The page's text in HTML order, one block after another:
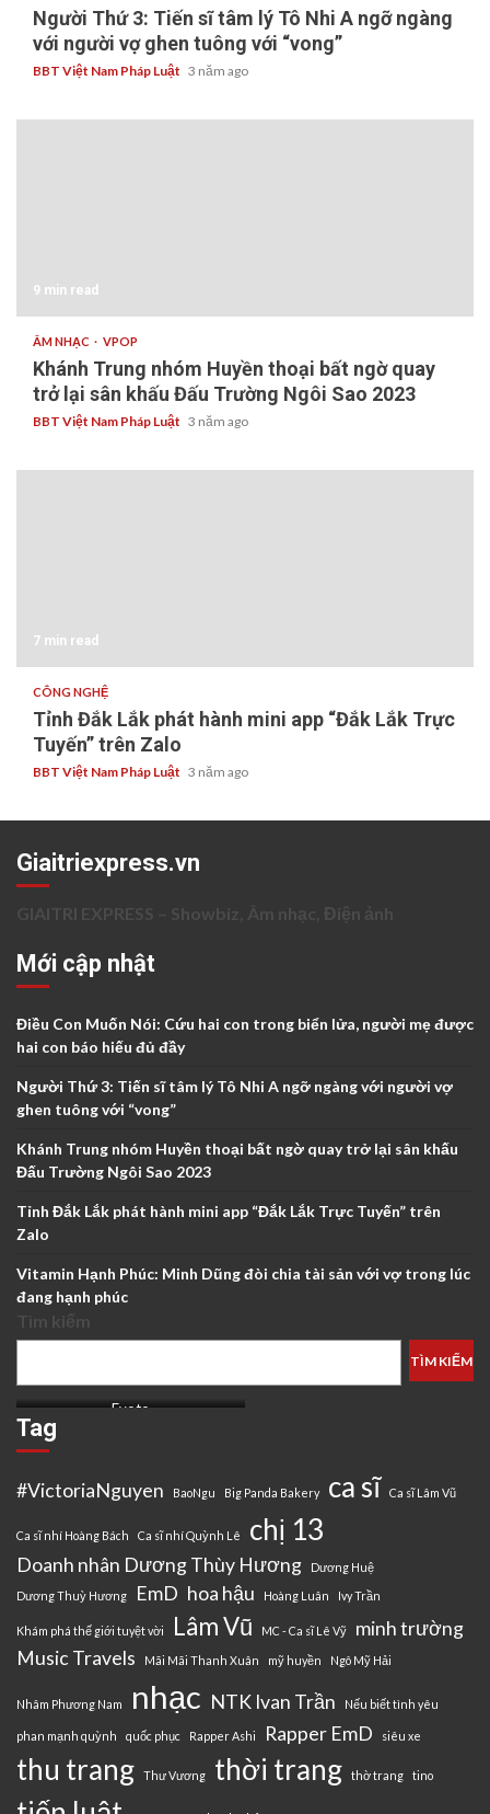
Người Thứ 3: Tiến sĩ tâm lý Tô Nhi A ngỡ ngàng
với người vợ ghen tuông với “vong”
BBT Việt Nam Pháp Luật 3 năm ago
9 min read
ÂM NHẠC VPOP
Khánh Trung nhóm Huyền thoại bất ngờ quay
trở lại sân khấu Đấu Trường Ngôi Sao 2023
BBT Việt Nam Pháp Luật 3 năm ago
7 min read
CÔNG NGHỆ
Tỉnh Đắk Lắk phát hành mini app “Đắk Lắk Trực
Tuyến” trên Zalo
BBT Việt Nam Pháp Luật 3 năm ago
Giaitriexpress.vn
GIAITRI EXPRESS – Showbiz, Âm nhạc, Điện ảnh
Mới cập nhật
Điều Con Muốn Nói: Cứu hai con trong biển lửa, người mẹ được
hai con báo hiếu đủ đầy
Người Thứ 3: Tiến sĩ tâm lý Tô Nhi A ngỡ ngàng với người vợ
ghen tuông với “vong”
Khánh Trung nhóm Huyền thoại bất ngờ quay trở lại sân khấu
Đấu Trường Ngôi Sao 2023
Tỉnh Đắk Lắk phát hành mini app “Đắk Lắk Trực Tuyến” trên
Zalo
Vitamin Hạnh Phúc: Minh Dũng đòi chia tài sản với vợ trong lúc
đang hạnh phúc
Tìm kiếm
TÌM KIẾM
Evoto
Tag
#VictoriaNguyen BaoNgu Big Panda Bakery ca sĩ Ca sĩ Lâm Vũ
Ca sĩ nhí Hoàng Bách Ca sĩ nhí Quỳnh Lê chị 13
Doanh nhân Dương Thùy Hương
Dương Huệ
Dương Thuỳ Hương
EmD hoa hậu Hoàng Luân Ivy Trần
Khám phá thế giới tuyệt vời Lâm Vũ MC - Ca sĩ Lê Vỹ
minh trường
Music Travels
Mãi Mãi Thanh Xuân mỹ huyền Ngô Mỹ Hải
Nhâm Phương Nam nhạc NTK Ivan Trần Nếu biết tình yêu
phan mạnh quỳnh quốc phục Rapper Ashi Rapper EmD siêu xe
thu trang Thư Vương thời trang thờ trang tino